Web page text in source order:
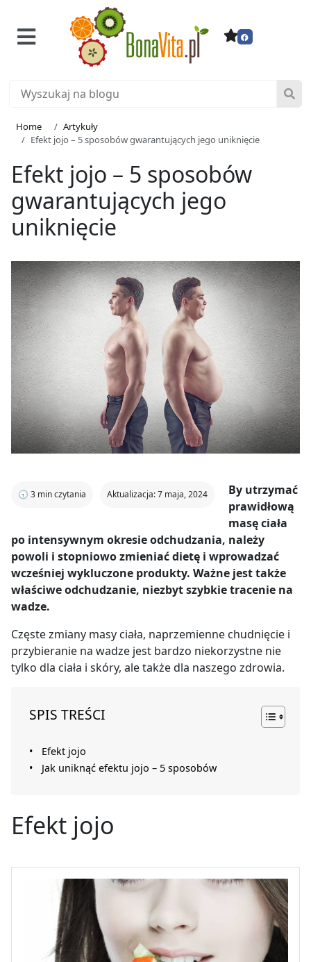
Home
Artykuły
Efekt jojo – 5 sposobów gwarantujących jego uniknięcie
Efekt jojo – 5 sposobów
gwarantujących jego
uniknięcie
🕣 3 min czytania Aktualizacja: 7 maja, 2024
By utrzymać
prawidłową
masę ciała
po intensywnym okresie odchudzania, należy
powoli i stopniowo zmieniać dietę i wprowadzać
wcześniej wykluczone produkty. Ważne jest także
właściwe odchudzanie, niezbyt szybkie tracenie na
wadze.
Częste zmiany masy ciała, naprzemienne chudnięcie i
przybieranie na wadze jest bardzo niekorzystne nie
tylko dla ciała i skóry, ale także dla naszego zdrowia.
SPIS TREŚCI
Efekt jojo
Jak uniknąć efektu jojo – 5 sposobów
Efekt jojo